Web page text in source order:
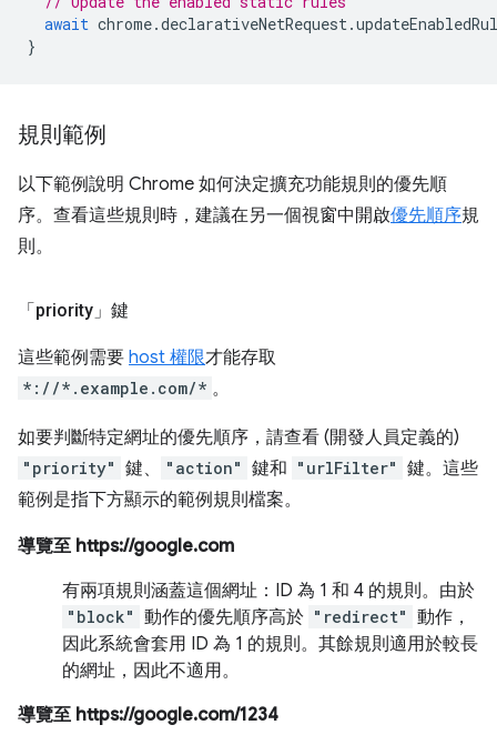
await chrome.declarativeNetRequest.
}
規則範例
以下範例說明 Chrome 如何決定擴充功能規則的優先順
序。查看這些規則時，建議在另一個視窗中開啟優先順序規
則。
「priority」鍵
這些範例需要 host 權限才能存取
*://*.example.com/* 。
如要判斷特定網址的優先順序，請查看 (開發人員定義的)
"priority" 鍵、 "action" 鍵和 "urlFilter" 鍵。這些
範例是指下方顯示的範例規則檔案。
導覽至 https://google.com
有兩項規則涵蓋這個網址：ID 為 1 和 4 的規則。由於
"block" 動作的優先順序高於 "redirect" 動作，
因此系統會套用 ID 為 1 的規則。其餘規則適用於較長
的網址，因此不適用。
導覽至 https://google.com/1234